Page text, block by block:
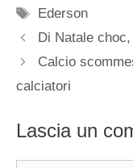
Tag
Ederson
Di Natale
Calcio
calciatori
Lascia un